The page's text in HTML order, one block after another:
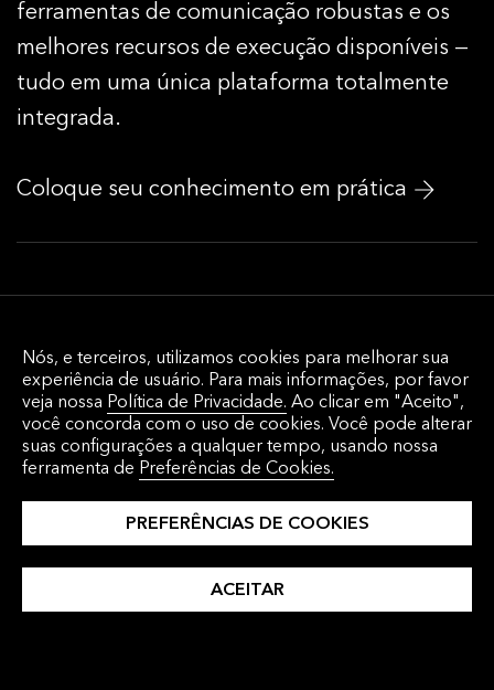
ferramentas de comunicação robustas e os
melhores recursos de execução disponíveis —
tudo em uma única plataforma totalmente
integrada.
Coloque seu conhecimento em prática
Soluções de gestão de ordens e execução
multiativos e análises do ciclo de
investimento para o buy side e sell side, que
se conectam com os mercados de capitais
globais, garantem compliance regulatório e
reduzem o custo total do sistema.
Simplifique seu fluxo de trabalho
Nós, e terceiros, utilizamos cookies para melhorar sua
experiência de usuário. Para mais informações, por favor
veja nossa Política de Privacidade. Ao clicar em "Aceito",
você concorda com o uso de cookies. Você pode alterar
suas configurações a qualquer tempo, usando nossa
ferramenta de Preferências de Cookies.
PREFERÊNCIAS DE COOKIES
ACEITAR